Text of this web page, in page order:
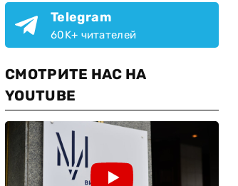
Telegram
60K+ читателей
СМОТРИТЕ НАС НА
YOUTUBE